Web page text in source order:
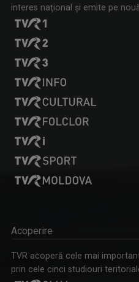
OPRE ROMA
Emisiunea este precum o
ANDRA SOCEANU
Prezentatoare a Telejurnalului de
interes naţional şi emite pe
Acoperire
TVR acoperă cele mai
prin cele cinci studiouri